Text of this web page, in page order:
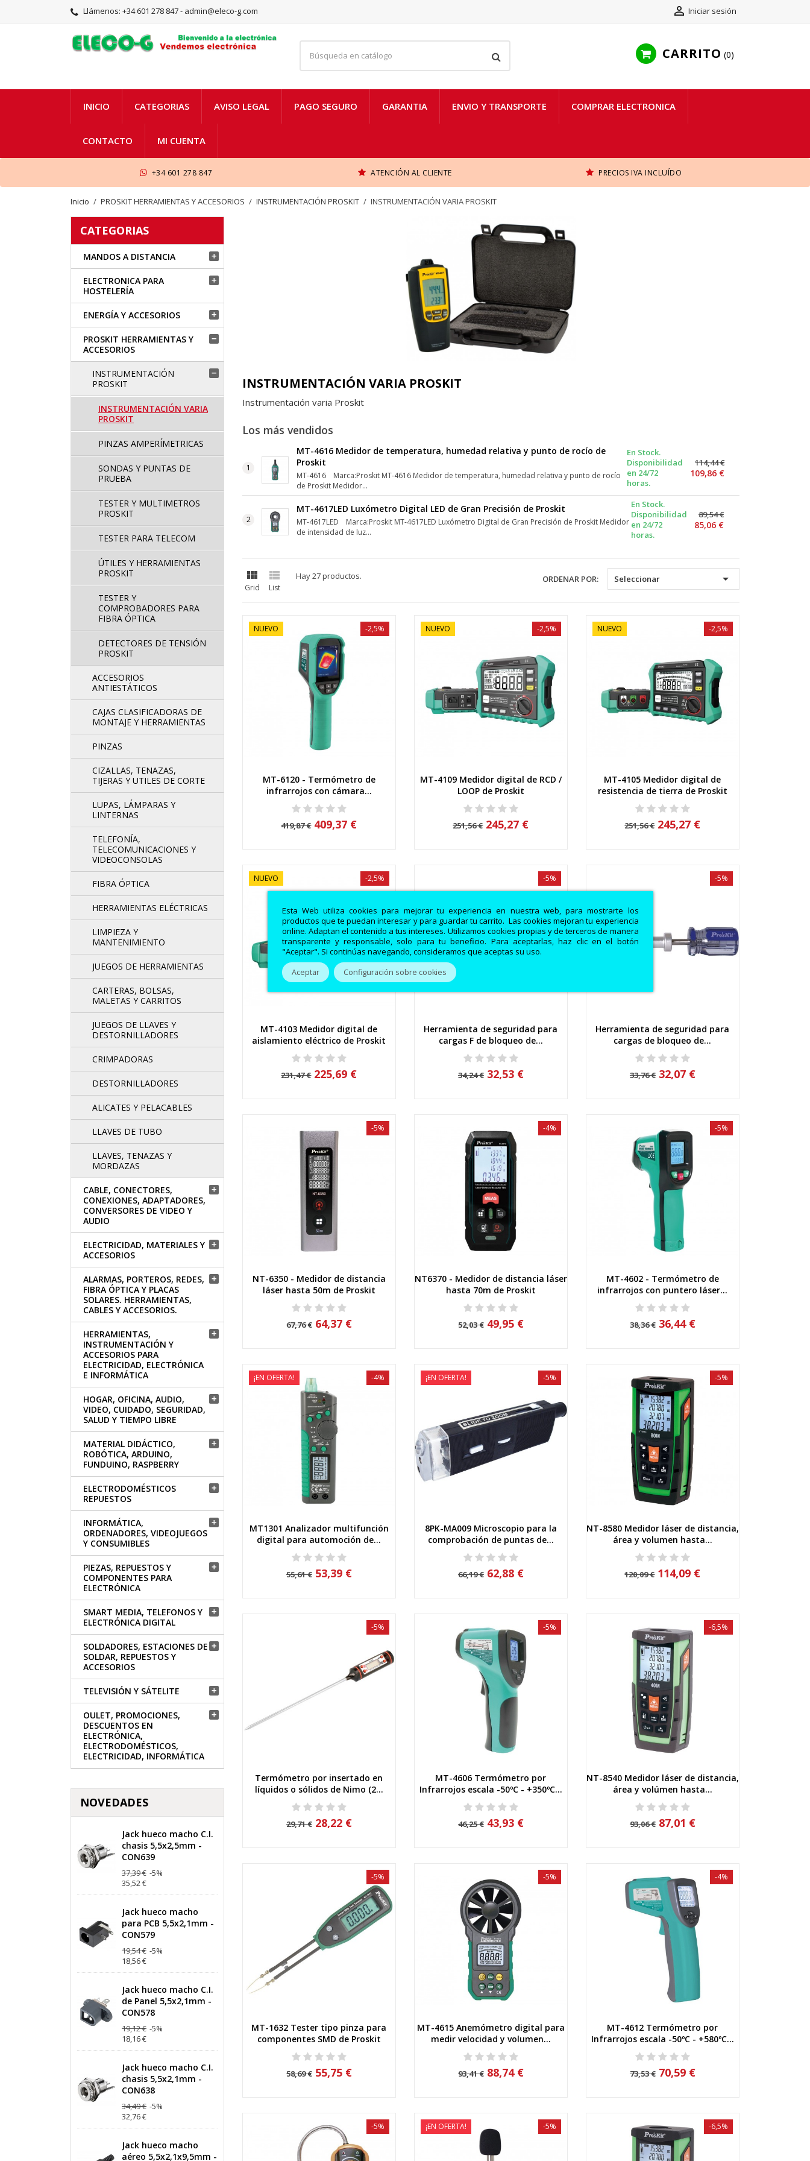
Esta Web utiliza cookies para mejorar tu experiencia en nuestra web, para mostrarte los
productos que te puedan interesar y para guardar tu carrito. Las cookies mejoran tu experiencia
online. Adaptan el contenido a tus intereses. Utilizamos cookies propias y de terceros de manera
transparente y responsable, solo para tu beneficio. Para aceptarlas, haz clic en el botón
"Aceptar". Si continúas navegando, consideramos que aceptas su uso.
Aceptar Configuración sobre cookies
Llámenos: +34 601 278 847 - admin@eleco-g.com  Iniciar sesión
CARRITO 0
INICIO CATEGORIAS AVISO LEGAL PAGO SEGURO GARANTIA ENVIO Y TRANSPORTE COMPRAR ELECTRONICA
CONTACTO MI CUENTA
+34 601 278 847 ATENCIÓN AL CLIENTE PRECIOS IVA INCLUÍDO
Inicio PROSKIT HERRAMIENTAS Y ACCESORIOS INSTRUMENTACIÓN PROSKIT INSTRUMENTACIÓN VARIA PROSKIT
CATEGORIAS
MANDOS A DISTANCIA 
ELECTRONICA PARA
HOSTELERÍA

ENERGÍA Y ACCESORIOS 
PROSKIT HERRAMIENTAS Y
ACCESORIOS

INSTRUMENTACIÓN
PROSKIT

INSTRUMENTACIÓN VARIA
PROSKIT
PINZAS AMPERÍMETRICAS
SONDAS Y PUNTAS DE
PRUEBA
TESTER Y MULTIMETROS
PROSKIT
TESTER PARA TELECOM
ÚTILES Y HERRAMIENTAS
PROSKIT
TESTER Y
COMPROBADORES PARA
FIBRA ÓPTICA
DETECTORES DE TENSIÓN
PROSKIT
ACCESORIOS
ANTIESTÁTICOS
CAJAS CLASIFICADORAS DE
MONTAJE Y HERRAMIENTAS
PINZAS
CIZALLAS, TENAZAS,
TIJERAS Y UTILES DE CORTE
LUPAS, LÁMPARAS Y
LINTERNAS
TELEFONÍA,
TELECOMUNICACIONES Y
VIDEOCONSOLAS
FIBRA ÓPTICA
HERRAMIENTAS ELÉCTRICAS
LIMPIEZA Y
MANTENIMIENTO
JUEGOS DE HERRAMIENTAS
CARTERAS, BOLSAS,
MALETAS Y CARRITOS
JUEGOS DE LLAVES Y
DESTORNILLADORES
CRIMPADORAS
DESTORNILLADORES
ALICATES Y PELACABLES
LLAVES DE TUBO
LLAVES, TENAZAS Y
MORDAZAS
CABLE, CONECTORES,
CONEXIONES, ADAPTADORES,
CONVERSORES DE VIDEO Y
AUDIO

ELECTRICIDAD, MATERIALES Y
ACCESORIOS

ALARMAS, PORTEROS, REDES,
FIBRA ÓPTICA Y PLACAS
SOLARES. HERRAMIENTAS,
CABLES Y ACCESORIOS.

HERRAMIENTAS,
INSTRUMENTACIÓN Y
ACCESORIOS PARA
ELECTRICIDAD, ELECTRÓNICA
E INFORMÁTICA

HOGAR, OFICINA, AUDIO,
VIDEO, CUIDADO, SEGURIDAD,
SALUD Y TIEMPO LIBRE

MATERIAL DIDÁCTICO,
ROBÓTICA, ARDUINO,
FUNDUINO, RASPBERRY

ELECTRODOMÉSTICOS
REPUESTOS

INFORMÁTICA,
ORDENADORES, VIDEOJUEGOS
Y CONSUMIBLES

PIEZAS, REPUESTOS Y
COMPONENTES PARA
ELECTRÓNICA

SMART MEDIA, TELEFONOS Y
ELECTRÓNICA DIGITAL

SOLDADORES, ESTACIONES DE
SOLDAR, REPUESTOS Y
ACCESORIOS

TELEVISIÓN Y SÁTELITE 
OULET, PROMOCIONES,
DESCUENTOS EN
ELECTRÓNICA,
ELECTRODOMÉSTICOS,
ELECTRICIDAD, INFORMÁTICA

NOVEDADES
Jack hueco macho C.I.
chasis 5,5x2,5mm -
CON639
37,39 € -5%
35,52 €
Jack hueco macho
para PCB 5,5x2,1mm -
CON579
19,54 € -5%
18,56 €
Jack hueco macho C.I.
de Panel 5,5x2,1mm -
CON578
19,12 € -5%
18,16 €
Jack hueco macho C.I.
chasis 5,5x2,1mm -
CON638
34,49 € -5%
32,76 €
Jack hueco macho
aéreo 5,5x2,1x9,5mm -
INSTRUMENTACIÓN VARIA PROSKIT
Instrumentación varia Proskit
Los más vendidos
MT-4616 Medidor de temperatura, humedad relativa y punto de rocío de
Proskit
MT-4616 Marca:Proskit MT-4616 Medidor de temperatura, humedad relativa y punto de rocío
de Proskit Medidor...
En Stock.
Disponibilidad
en 24/72
horas.
114,44 €
109,86 €
MT-4617LED Luxómetro Digital LED de Gran Precisión de Proskit
MT-4617LED Marca:Proskit MT-4617LED Luxómetro Digital de Gran Precisión de Proskit Medidor
de intensidad de luz...
En Stock.
Disponibilidad
en 24/72
horas.
89,54 €
85,06 €

Grid

List
Hay 27 productos. ORDENAR POR: Seleccionar 
NUEVO
Vista rápida
MT-6120 - Termómetro de
infrarrojos con cámara...
419,87 €
-2,5%
409,37 €
NUEVO
Vista rápida
MT-4109 Medidor digital de RCD /
LOOP de Proskit
251,56 €
-2,5%
245,27 €
NUEVO
Vista rápida
MT-4105 Medidor digital de
resistencia de tierra de Proskit
251,56 €
-2,5%
245,27 €
NUEVO
Vista rápida
MT-4103 Medidor digital de
aislamiento eléctrico de Proskit
231,47 €
-2,5%
225,69 €
Vista rápida
Herramienta de seguridad para
cargas F de bloqueo de...
34,24 €
-5%
32,53 €
Vista rápida
Herramienta de seguridad para
cargas de bloqueo de...
33,76 €
-5%
32,07 €
Vista rápida
NT-6350 - Medidor de distancia
láser hasta 50m de Proskit
67,76 €
-5%
64,37 €
Vista rápida
NT6370 - Medidor de distancia láser
hasta 70m de Proskit
52,03 €
-4%
49,95 €
Vista rápida
MT-4602 - Termómetro de
infrarrojos con puntero láser...
38,36 €
-5%
36,44 €
¡EN OFERTA!
Vista rápida
MT1301 Analizador multifunción
digital para automoción de...
55,61 €
-4%
53,39 €
¡EN OFERTA!
Vista rápida
8PK-MA009 Microscopio para la
comprobación de puntas de...
66,19 €
-5%
62,88 €
Vista rápida
NT-8580 Medidor láser de distancia,
área y volumen hasta...
120,09 €
-5%
114,09 €
Vista rápida
Termómetro por insertado en
líquidos o sólidos de Nimo (2...
29,71 €
-5%
28,22 €
Vista rápida
MT-4606 Termómetro por
Infrarrojos escala -50ºC - +350ºC...
46,25 €
-5%
43,93 €
Vista rápida
NT-8540 Medidor láser de distancia,
área y volúmen hasta...
93,06 €
-6,5%
87,01 €
Vista rápida
MT-1632 Tester tipo pinza para
componentes SMD de Proskit
58,69 €
-5%
55,75 €
Vista rápida
MT-4615 Anemómetro digital para
medir velocidad y volumen...
93,41 €
-5%
88,74 €
Vista rápida
MT-4612 Termómetro por
Infrarrojos escala -50ºC - +580ºC...
73,53 €
-4%
70,59 €
-5% ¡EN OFERTA! -5% -6,5%